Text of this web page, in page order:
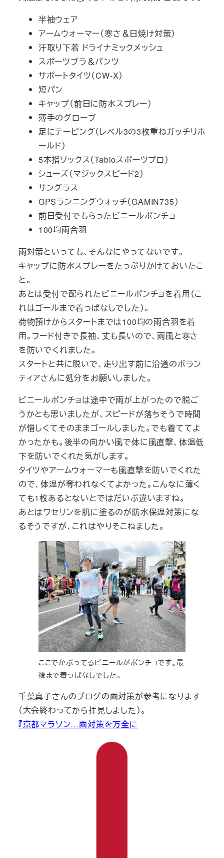
半袖ウェア
アームウォーマー（寒さ＆日焼け対策）
汗取り下着 ドライナミックメッシュ
スポーツブラ＆パンツ
サポートタイツ（CW-X）
短パン
キャップ（前日に防水スプレー）
薄手のグローブ
足にテーピング（レベル3の3枚重ねガッチリホ
ールド）
5本指ソックス（Tabioスポーツプロ）
シューズ（マジックスピード2）
サングラス
GPSランニングウォッチ（GAMIN735）
前日受付でもらったビニールポンチョ
100均雨合羽
雨対策といっても、そんなにやってないです。
キャップに防水スプレーをたっぷりかけておいたこ
と。
あとは受付で配られたビニールポンチョを着用（こ
れはゴールまで着っぱなしでした）。
荷物預けからスタートまでは100均の雨合羽を着
用。フード付きで長袖、丈も長いので、雨風と寒さ
を防いでくれました。
スタートと共に脱いで、走り出す前に沿道のボラン
ティアさんに処分をお願いしました。
ビニールポンチョは途中で雨が上がったので脱ご
うかとも思いましたが、スピードが落ちそうで時間
が惜しくてそのままゴールしました。でも着ててよ
かったかも。後半の向かい風で体に風直撃、体温低
下を防いでくれた気がします。
タイツやアームウォーマーも風直撃を防いでくれた
ので、体温が奪われなくてよかった。こんなに薄く
ても1枚あるとないとではだいぶ違いますね。
あとはワセリンを肌に塗るのが防水保温対策にな
るそうですが、これはやりそこねました。
ここでかぶってるビニールがポンチョです。最
後まで着っぱなしでした。
千葉真子さんのブログの雨対策が参考になります
（大会終わってから拝見しました）。
『京都マラソン…雨対策を万全に